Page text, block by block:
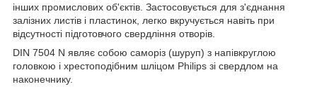
інших промислових об'єктів. Застосовується для з'єднання
залізних листів і пластинок, легко вкручується навіть при
відсутності підготовчого свердління отворів.
DIN 7504 N являє собою саморіз (шуруп) з напівкруглою
головкою і хрестоподібним шліцом Philips зі свердлом на
наконечнику.